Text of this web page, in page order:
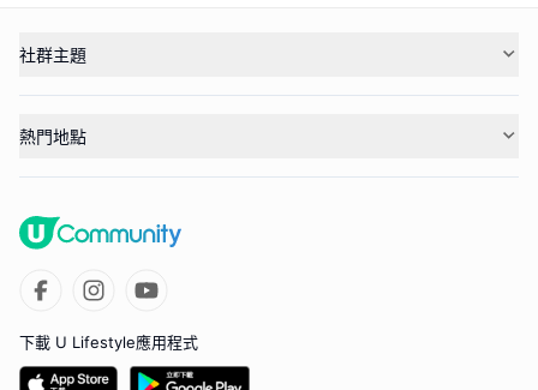
社群主題
熱門地點
下載 U Lifestyle應用程式